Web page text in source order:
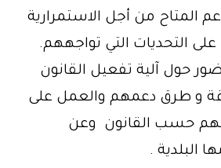
المتاح من أجل الاستمرارية
التحديات التي تواجههم.
حول آلية تفعيل القانون
و طرق دعمهم والعمل على
حسب القانون وعن
البلدية .